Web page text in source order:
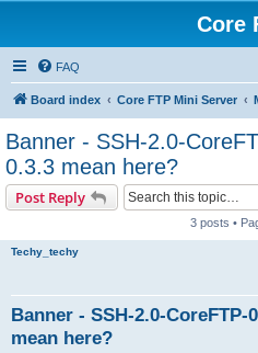
Core
FAQ
Board index Core FTP Mini Server
Banner - SSH-2.0-
0.3.3 mean here?
Post Reply
3 posts •
Techy_techy
Banner - SSH-2.0-CoreFTP-
mean here?